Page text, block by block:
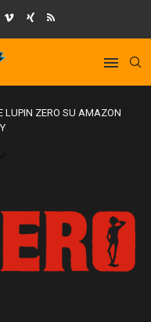
LUPIN ZERO SU AMAZON